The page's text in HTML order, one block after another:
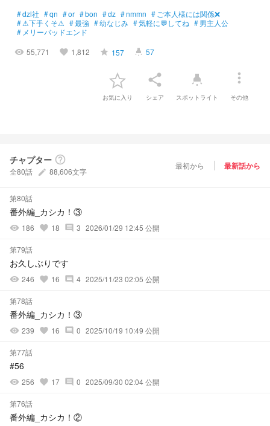
#dzl社 #qn #or #bon #dz #nmmn # ご本人様には関係❌
#⚠下手くそ⚠ #最強 #幼なじみ #気軽に💬してね #男主人公
# メリーバッドエンド
visibility 55,771 favorite 1,812 grade 157 highlight 57
お気に入り
share
シェア
highlight
スポットライト
more_vert
その他
チャプター help_outline
全80話 create 88,606文字
最初から 最新話から
第80話
番外編_カシカ！③
visibility 186 favorite 18 comment 3 2026/01/29 12:45 公開
第79話
お久しぶりです
visibility 246 favorite 16 comment 4 2025/11/23 02:05 公開
第78話
番外編_カシカ！③
visibility 239 favorite 16 comment 0 2025/10/19 10:49 公開
第77話
#56
visibility 256 favorite 17 comment 0 2025/09/30 02:04 公開
第76話
番外編_カシカ！②